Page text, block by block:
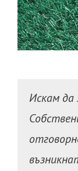
Искам да